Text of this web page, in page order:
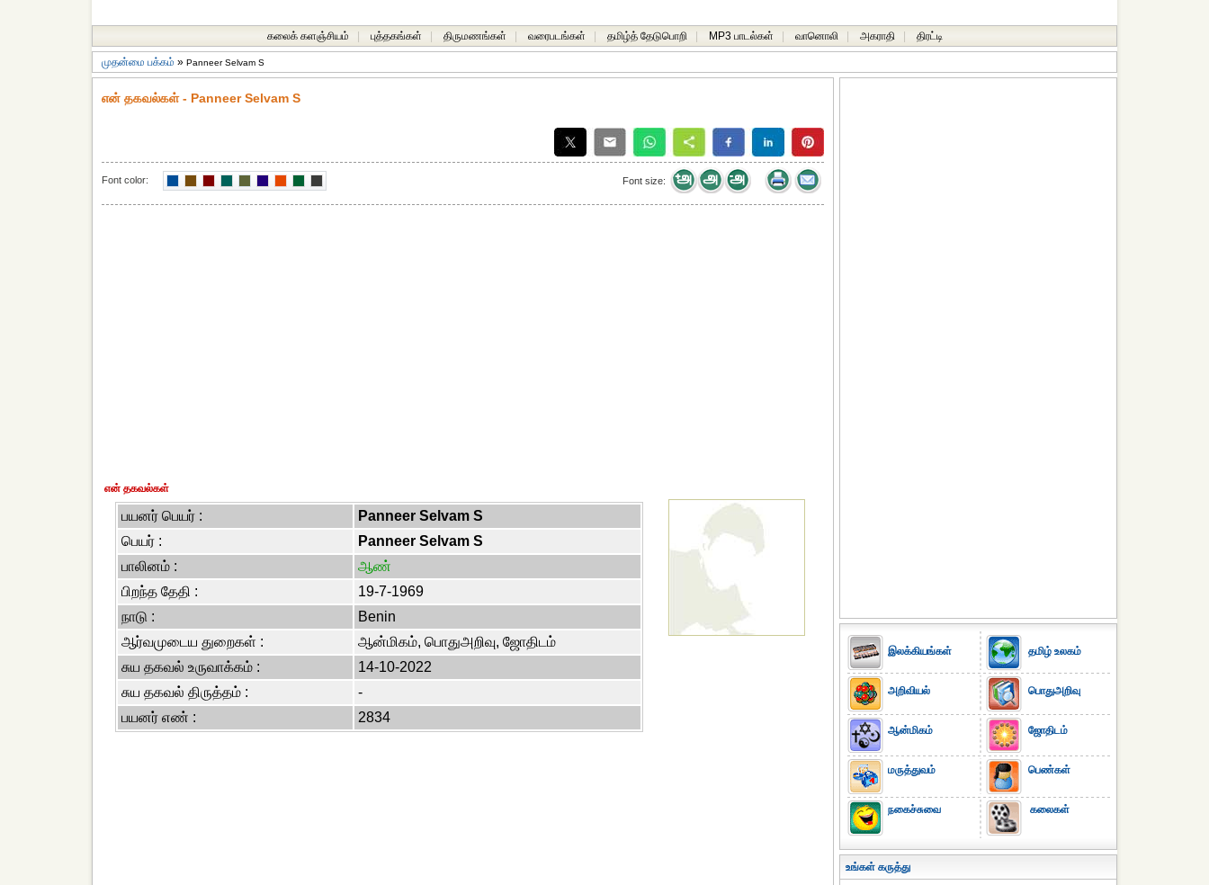
கலைக் களஞ்சியம் புத்தகங்கள் திருமணங்கள் வரைபடங்கள் தமிழ்த் தேடுபொறி MP3 பாடல்கள் வானொலி அகராதி திரட்டி
முதன்மை பக்கம் » Panneer Selvam S
என் தகவல்கள் - Panneer Selvam S
Font color: Font size:
என் தகவல்கள்
பயனர் பெயர் :
Panneer Selvam S
பெயர் :
Panneer Selvam S
பாலினம் :
ஆண்
பிறந்த தேதி :
19-7-1969
நாடு :
Benin
ஆர்வமுடைய துறைகள் :
ஆன்மிகம், பொதுஅறிவு, ஜோதிடம்
சுய தகவல் உருவாக்கம் :
14-10-2022
சுய தகவல் திருத்தம் :
-
பயனர் எண் :
2834
இலக்கியங்கள்
அறிவியல்
ஆன்மிகம்
மருத்துவம்
நகைச்சுவை
தமிழ் உலகம்
பொதுஅறிவு
ஜோதிடம்
பெண்கள்
கலைகள்
உங்கள் கருத்து